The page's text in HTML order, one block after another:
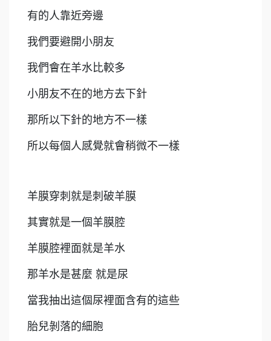
有的人靠近旁邊
我們要避開小朋友
我們會在羊水比較多
小朋友不在的地方去下針
那所以下針的地方不一樣
所以每個人感覺就會稍微不一樣
羊膜穿刺就是刺破羊膜
其實就是一個羊膜腔
羊膜腔裡面就是羊水
那羊水是甚麼 就是尿
當我抽出這個尿裡面含有的這些
胎兒剝落的細胞